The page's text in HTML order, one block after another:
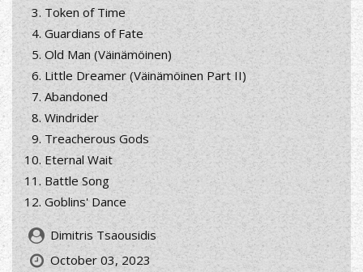
Token of Time
Guardians of Fate
Old Man (Väinämöinen)
Little Dreamer (Väinämöinen Part II)
Abandoned
Windrider
Treacherous Gods
Eternal Wait
Battle Song
Goblins' Dance
Dimitris Tsaousidis
October 03, 2023